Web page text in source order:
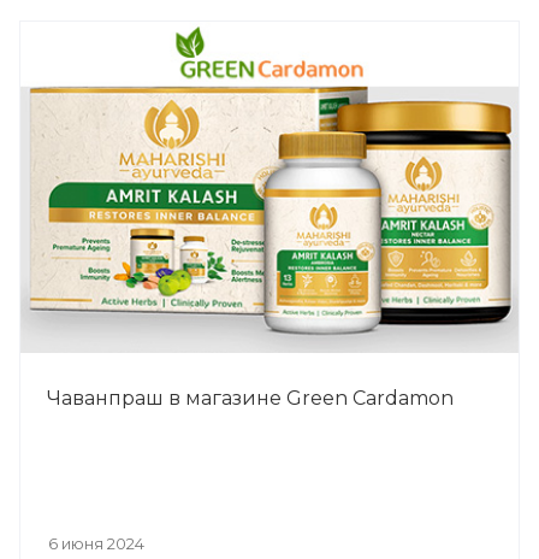
Чаванпраш в магазине Green Cardamon
6 июня 2024